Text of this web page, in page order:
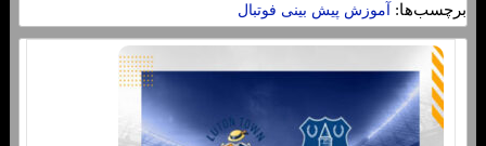
برچسب‌ها: آموزش پیش بینی فوتبال